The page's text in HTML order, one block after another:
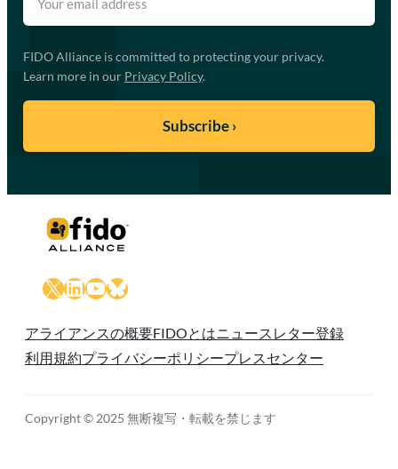
FIDO Alliance is committed to protecting your privacy.
Learn more in our Privacy Policy.
X LinkedIn
YouTube
Bluesky
アライアンスの概要FIDOとは ニュースレター登録
利用規約プライバシーポリシープレスセンター
Copyright © 2025 無断複写・転載を禁じます